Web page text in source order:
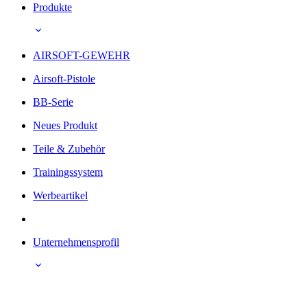
Produkte
AIRSOFT-GEWEHR
Airsoft-Pistole
BB-Serie
Neues Produkt
Teile & Zubehör
Trainingssystem
Werbeartikel
Unternehmensprofil